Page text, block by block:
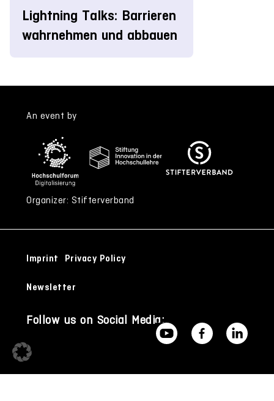
Lightning Talks: Barrieren
wahrnehmen und abbauen
An event by
Organizer: Stifterverband
Imprint Privacy Policy
Newsletter
Follow us on Social Media: